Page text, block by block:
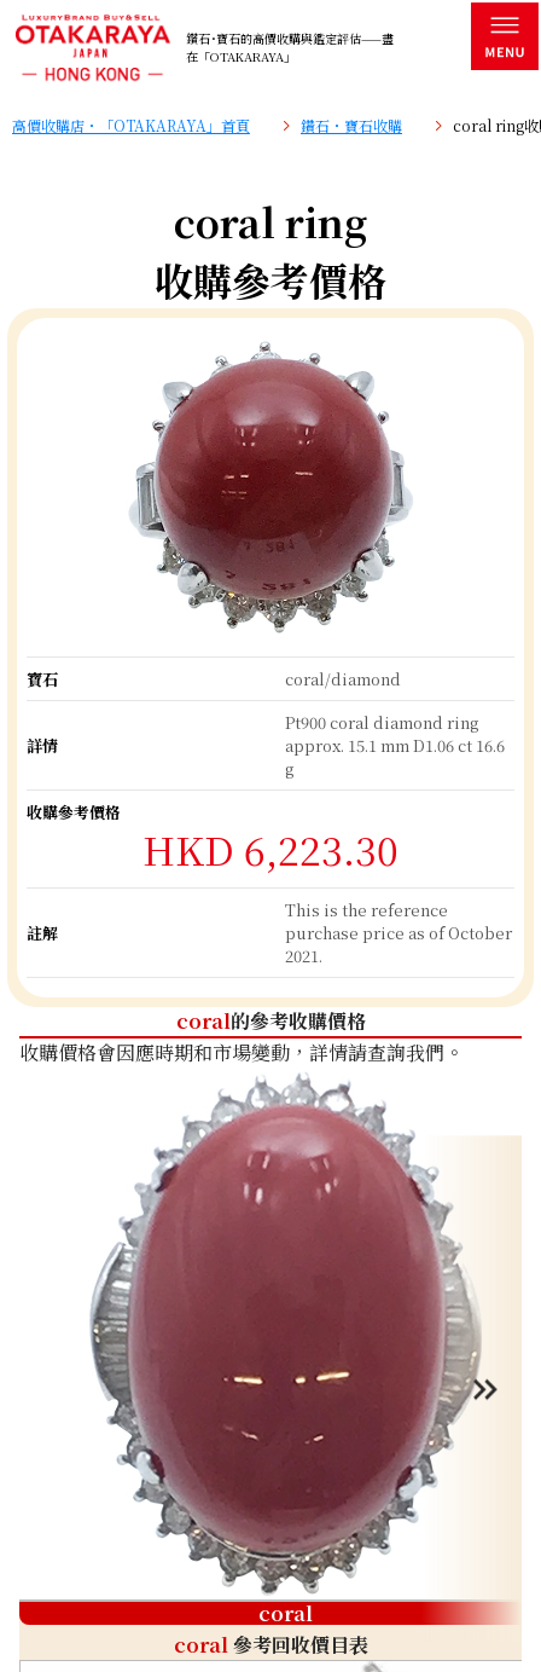
鑽石･寶石的高價收購與鑑定評估——盡
在「OTAKARAYA」
高價收購店・「OTAKARAYA」首頁 鑽石・寶石收購 coral ring收
coral ring
收購參考價格
寶石 coral/diamond
詳情
Pt900 coral diamond ring
approx. 15.1 mm D1.06 ct 16.6
g
收購參考價格
HKD 6,223.30
註解
This is the reference
purchase price as of October
2021.
coral的參考收購價格
收購價格會因應時期和市場變動，詳情請查詢我們。
coral
coral參考回收價目表